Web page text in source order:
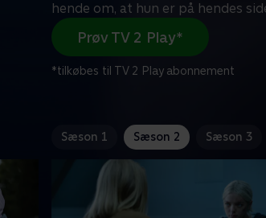
hende om, at hun er på hendes
Prøv TV 2 Play*
*tilkøbes til TV 2 Play abonnement
Sæson 1 Sæson 2 Sæson 3